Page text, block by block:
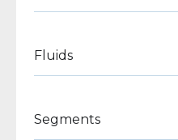
Fluids
Segments